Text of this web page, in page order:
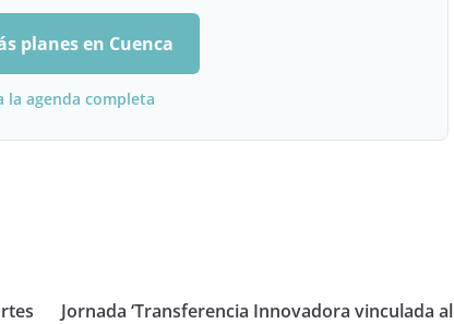
planes en Cuenca
la agenda completa
Jornada ‘Transferencia Innovadora vinculada al